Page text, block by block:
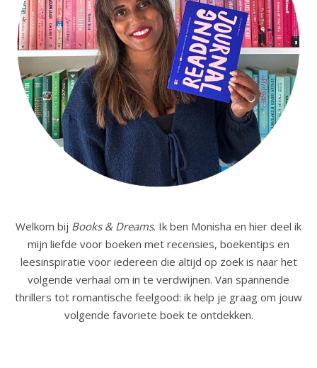
Welkom bij Books & Dreams. Ik ben Monisha en hier deel ik
mijn liefde voor boeken met recensies, boekentips en
leesinspiratie voor iedereen die altijd op zoek is naar het
volgende verhaal om in te verdwijnen. Van spannende
thrillers tot romantische feelgood: ik help je graag om jouw
volgende favoriete boek te ontdekken.